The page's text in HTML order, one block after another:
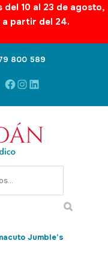
10 al 23 de agosto,
partir del 24.
800 589
Facebook
Instagram
LinkedIn
Jumble’s